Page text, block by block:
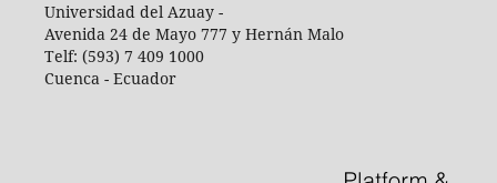
Universidad del Azuay -
Avenida 24 de Mayo 777 y Hernán Malo
Telf: (593) 7 409 1000
Cuenca - Ecuador